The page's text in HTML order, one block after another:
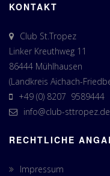
KONTAKT
Club St.Tropez
Linker Kreuthweg 11
86444 Mühlhausen
(Landkreis Aichach-
+49 (0) 8207 9589444
info@club-sttropez.de
RECHTLICHE
Impressum